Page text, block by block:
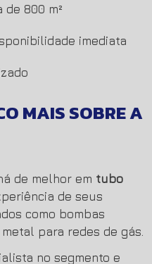
de 800 m²
imediata
MAIS SOBRE A
de melhor em tubo
de seus
como bombas
para redes de gás.
no segmento e